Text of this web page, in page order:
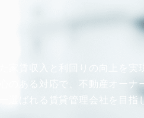
家賃収入と利回りの向上を実
のある対応で、不動産オーナ
一選ばれる賃貸管理会社を目指